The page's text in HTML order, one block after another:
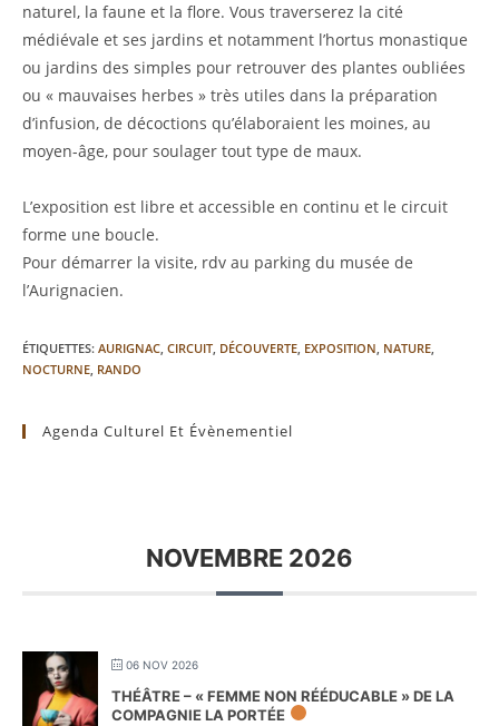
naturel, la faune et la flore. Vous traverserez la cité
médiévale et ses jardins et notamment l’hortus monastique
ou jardins des simples pour retrouver des plantes oubliées
ou « mauvaises herbes » très utiles dans la préparation
d’infusion, de décoctions qu’élaboraient les moines, au
moyen-âge, pour soulager tout type de maux.
L’exposition est libre et accessible en continu et le circuit
forme une boucle.
Pour démarrer la visite, rdv au parking du musée de
l’Aurignacien.
ÉTIQUETTES: AURIGNAC, CIRCUIT, DÉCOUVERTE, EXPOSITION, NATURE,
NOCTURNE, RANDO
Agenda Culturel Et Évènementiel
NOVEMBRE 2026
06 NOV 2026
THÉÂTRE – « FEMME NON RÉÉDUCABLE » DE LA
COMPAGNIE LA PORTÉE